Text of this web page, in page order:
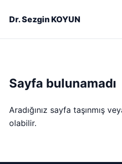
Dr. Sezgin KOYUN
Sayfa bulunamadı
Aradığınız sayfa taşınmış
olabilir.